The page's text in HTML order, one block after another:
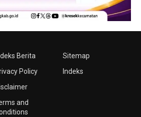
Berita
Policy
and
Sitemap
Indeks